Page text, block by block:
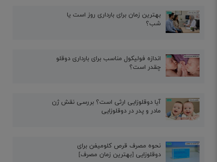
بهترین زمان برای بارداری روز است یا
شب؟
اندازه فولیکول مناسب برای بارداری دوقلو
چقدر است؟
آیا دوقلوزایی ارثی است؟ بررسی نقش ژن
مادر و پدر در دوقلوزایی
نحوه مصرف قرص کلومیفن برای
دوقلوزایی [بهترین زمان مصرف]